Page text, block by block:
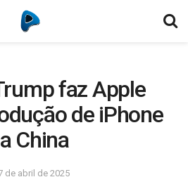
faz Apple
de iPhone
China
de abril de 2025